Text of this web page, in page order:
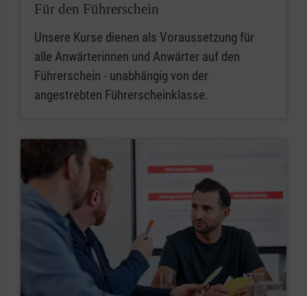
Für den Führerschein
Unsere Kurse dienen als Voraussetzung für
alle Anwärterinnen und Anwärter auf den
Führerschein - unabhängig von der
angestrebten Führerscheinklasse.